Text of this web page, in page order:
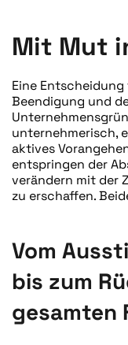
Mit Mut
Eine
Beendigung und
unternehmerisch,
aktives
entspringen der
verändern mit der
zu erschaffen.
Vom
bis zum
gesamten